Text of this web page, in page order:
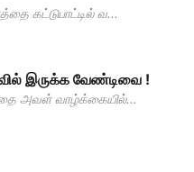
கட்டுபாட்டில் வ...
இருக்க வேண்டிவை !
அவள் வாழ்க்கையில்...